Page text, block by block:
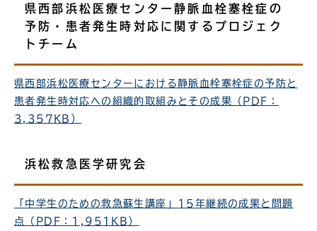
県西部浜松医療センター静脈血栓塞栓症の
予防・患者発生時対応に関するプロジェク
トチーム
県西部浜松医療センターにおける静脈血栓塞栓症の予防と
患者発生時対応への組織的取組みとその成果（PDF：
3,357KB）
浜松救急医学研究会
「中学生のための救急蘇生講座」15年継続の成果と問題
点（PDF：1,951KB）